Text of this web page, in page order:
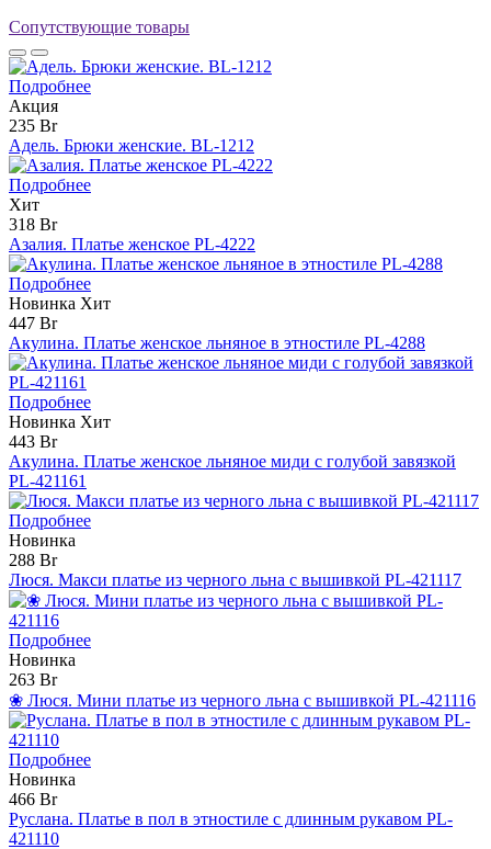
Сопутствующие товары
Подробнее
Акция
235 Br
Адель. Брюки женские. BL-1212
Подробнее
Хит
318 Br
Азалия. Платье женское PL-4222
Подробнее
Новинка Хит
447 Br
Акулина. Платье женское льняное в этностиле PL-4288
Подробнее
Новинка Хит
443 Br
Акулина. Платье женское льняное миди с голубой завязкой
PL-421161
Подробнее
Новинка
288 Br
Люся. Макси платье из черного льна с вышивкой PL-421117
Подробнее
Новинка
263 Br
❀ Люся. Мини платье из черного льна с вышивкой PL-421116
Подробнее
Новинка
466 Br
Руслана. Платье в пол в этностиле с длинным рукавом PL-
421110